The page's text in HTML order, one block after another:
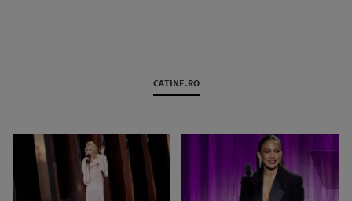
CATINE.RO